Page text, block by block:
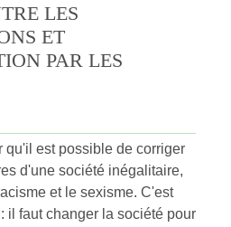
LES
ET
PAR LES
qu'il est possible de corriger
d'une société inégalitaire,
et le sexisme. C'est
il faut changer la société pour